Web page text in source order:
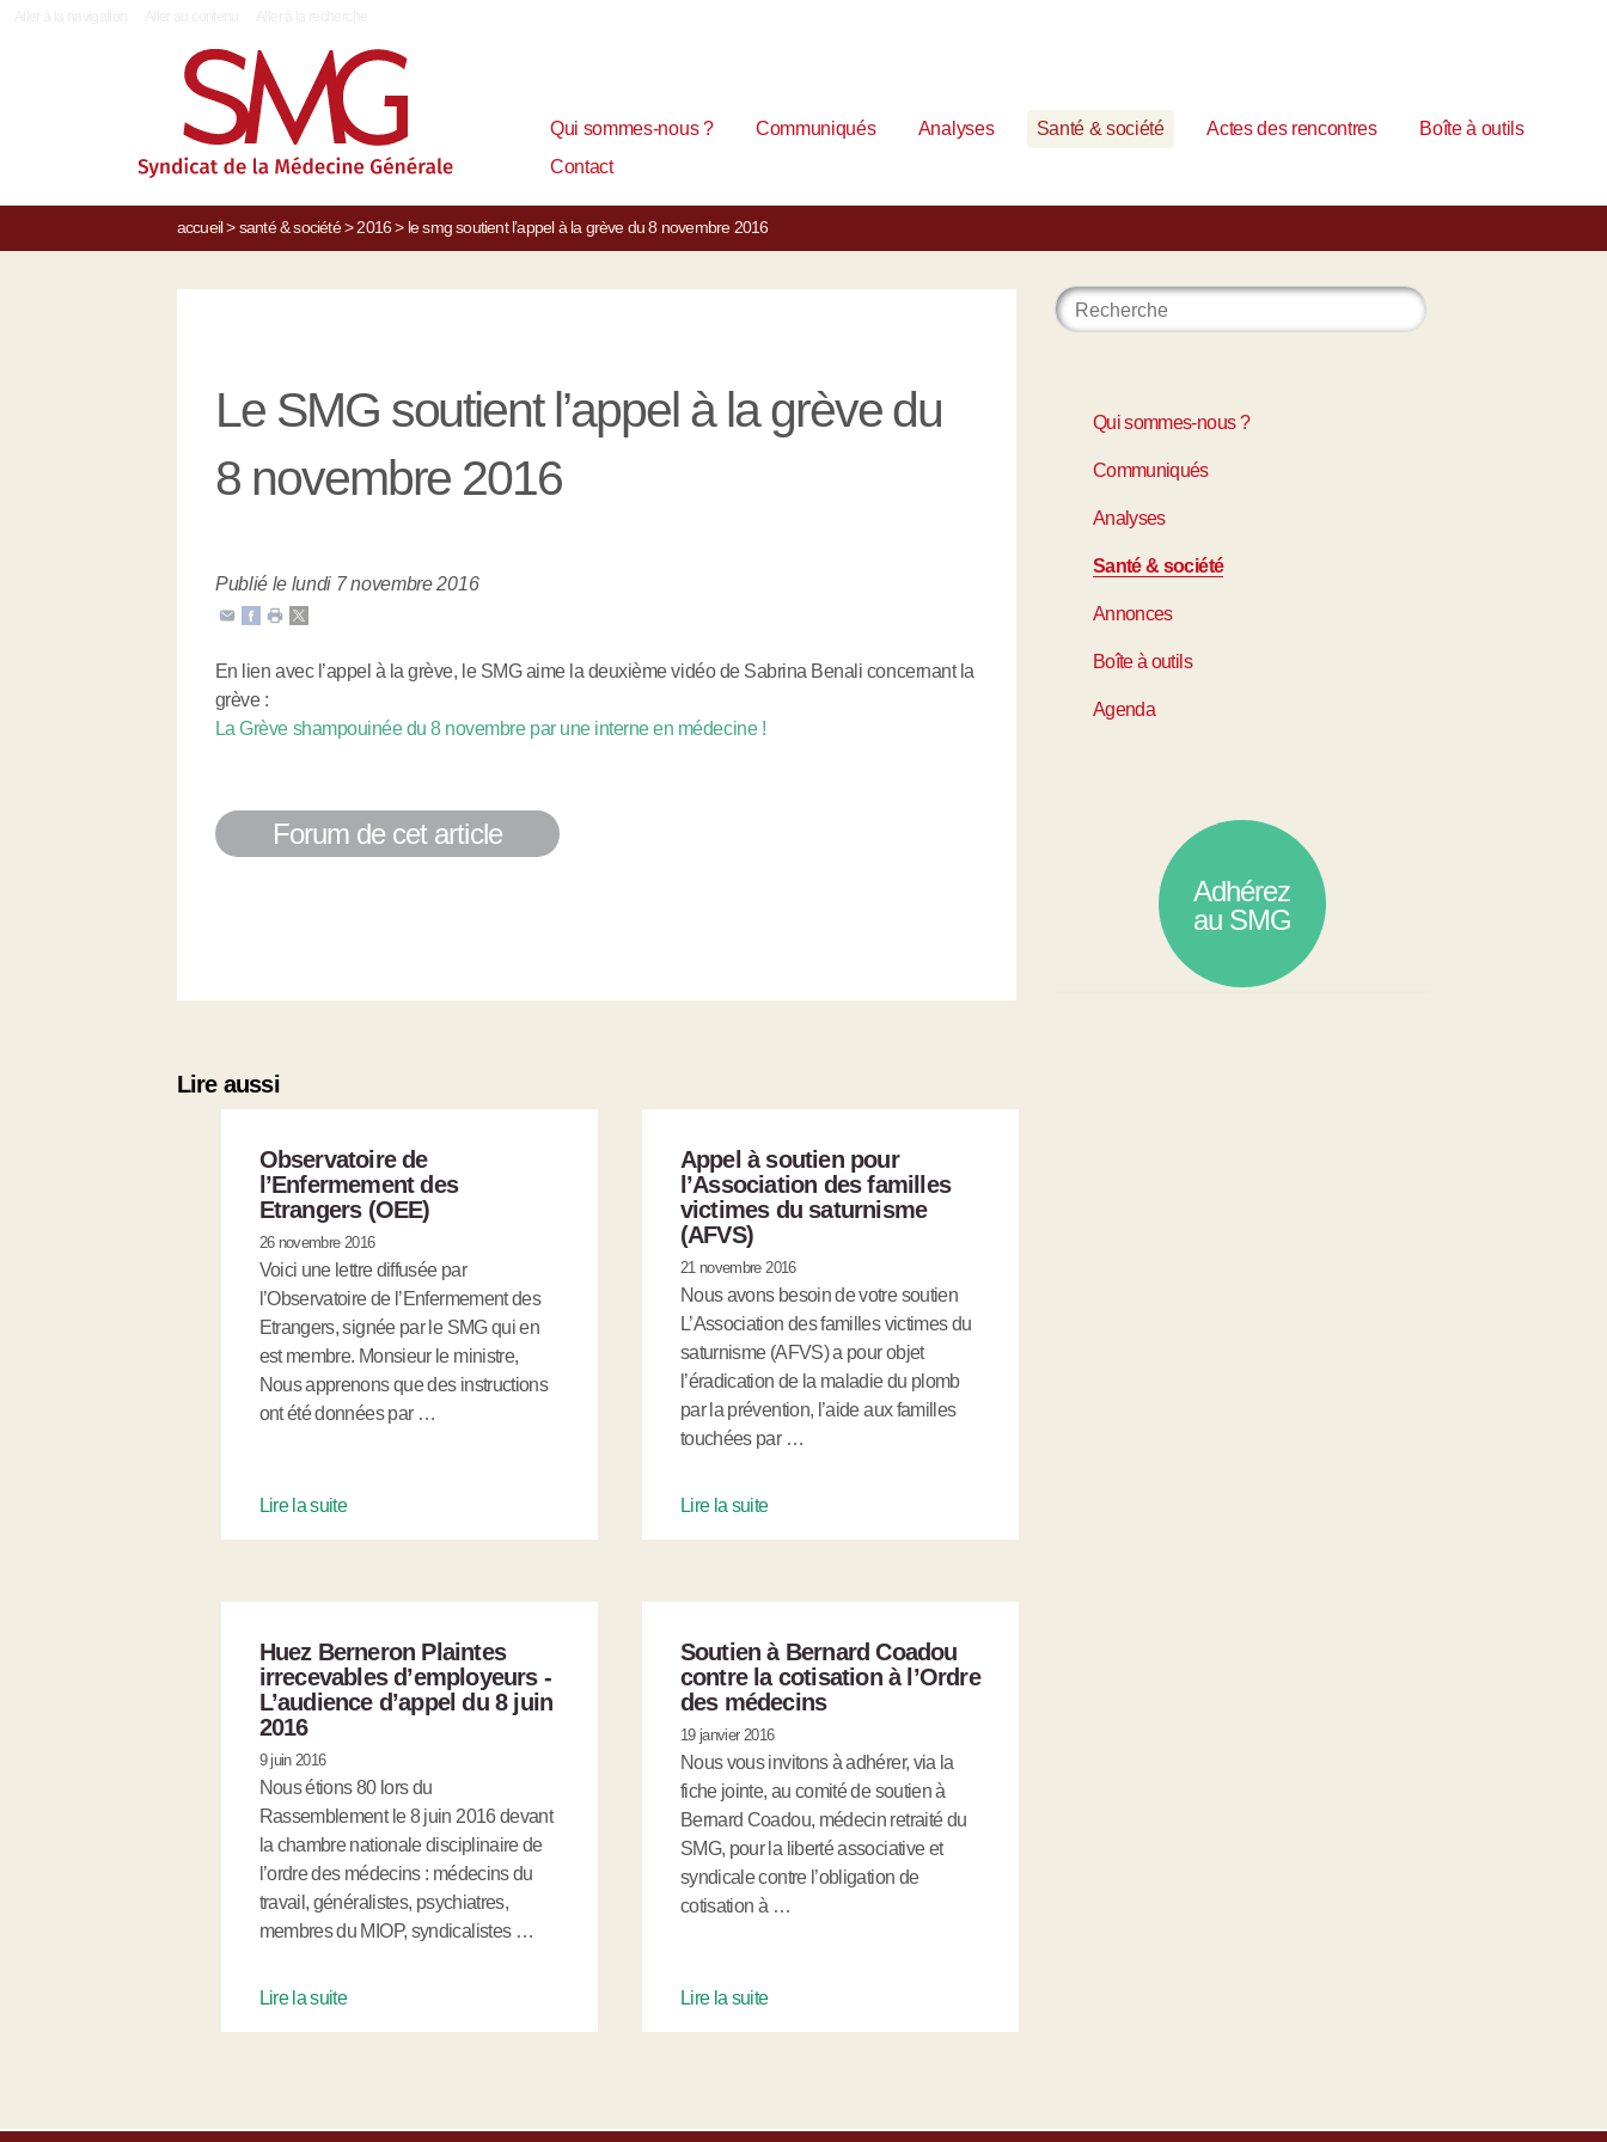
Qui sommes-nous ? Communiqués Analyses Santé & société Actes des rencontres
Boîte à outils
Contact
accueil> santé & société> 2016> le smg soutient l’appel à la grève du 8 novembre 2016
Le SMG soutient l’appel à la grève du
8 novembre 2016
Publié le lundi 7 novembre 2016
En lien avec l’appel à la grève, le SMG aime la deuxième vidéo de Sabrina Benali concernant la
grève :
La Grève shampouinée du 8 novembre par une interne en médecine !
Forum de cet article
Lire aussi
Observatoire de
l’Enfermement des
Etrangers (OEE)
26 novembre 2016
Voici une lettre diffusée par
l’Observatoire de l’Enfermement des
Etrangers, signée par le SMG qui en
est membre. Monsieur le ministre,
Nous apprenons que des instructions
ont été données par …
Lire la suite
Appel à soutien pour
l’Association des familles
victimes du saturnisme
(AFVS)
21 novembre 2016
Nous avons besoin de votre soutien
L’Association des familles victimes du
saturnisme (AFVS) a pour objet
l’éradication de la maladie du plomb
par la prévention, l’aide aux familles
touchées par …
Lire la suite
Huez Berneron Plaintes
irrecevables d’employeurs -
L’audience d’appel du 8 juin
2016
9 juin 2016
Nous étions 80 lors du
Rassemblement le 8 juin 2016 devant
la chambre nationale disciplinaire de
l’ordre des médecins : médecins du
travail, généralistes, psychiatres,
membres du MIOP, syndicalistes …
Lire la suite
Soutien à Bernard Coadou
contre la cotisation à l’Ordre
des médecins
19 janvier 2016
Nous vous invitons à adhérer, via la
fiche jointe, au comité de soutien à
Bernard Coadou, médecin retraité du
SMG, pour la liberté associative et
syndicale contre l’obligation de
cotisation à …
Lire la suite
Qui sommes-nous ?
Communiqués
Analyses
Santé & société
Annonces
Boîte à outils
Agenda
Adhérez
au SMG